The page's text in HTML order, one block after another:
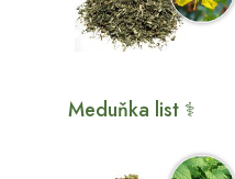
Meduňka list ⚕